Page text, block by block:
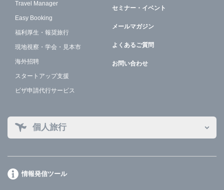
Travel Manager
Easy Booking
福利厚生・報奨旅行
現地視察・学会・見本市
海外招聘
スタートアップ支援
ビザ申請代行サービス
セミナー・イベント
メールマガジン
よくあるご質問
お問い合わせ
個人旅行
情報発信ツール